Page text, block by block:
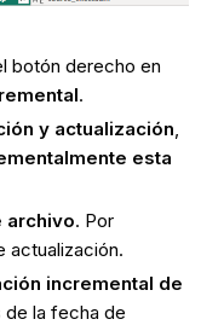
botón derecho en
.
y actualización,
esta
archivo. Por
actualización.
incremental de
de la fecha de